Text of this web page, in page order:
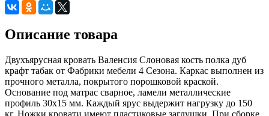
Описание товара
Двухъярусная кровать Валенсия Слоновая кость полка дуб
крафт табак от Фабрики мебели 4 Сезона. Каркас выполнен из
прочного металла, покрытого порошковой краской.
Основание под матрас сварное, ламели металлические
профиль 30х15 мм. Каждый ярус выдержит нагрузку до 150
кг. Ножки кровати имеют пластиковые заглушки. При сборке